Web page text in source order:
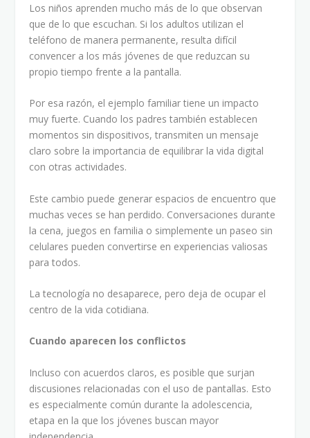
Los niños aprenden mucho más de lo que observan
que de lo que escuchan. Si los adultos utilizan el
teléfono de manera permanente, resulta difícil
convencer a los más jóvenes de que reduzcan su
propio tiempo frente a la pantalla.
Por esa razón, el ejemplo familiar tiene un impacto
muy fuerte. Cuando los padres también establecen
momentos sin dispositivos, transmiten un mensaje
claro sobre la importancia de equilibrar la vida digital
con otras actividades.
Este cambio puede generar espacios de encuentro que
muchas veces se han perdido. Conversaciones durante
la cena, juegos en familia o simplemente un paseo sin
celulares pueden convertirse en experiencias valiosas
para todos.
La tecnología no desaparece, pero deja de ocupar el
centro de la vida cotidiana.
Cuando aparecen los conflictos
Incluso con acuerdos claros, es posible que surjan
discusiones relacionadas con el uso de pantallas. Esto
es especialmente común durante la adolescencia,
etapa en la que los jóvenes buscan mayor